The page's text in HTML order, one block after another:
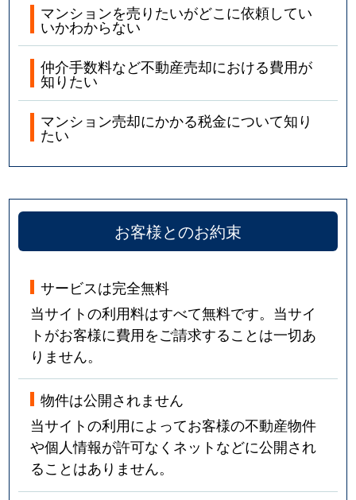
東中浜
2,100万円 深江橋 徒歩10分
東中浜
2,100万円 深江橋 徒歩10分
東中浜
2,100万円 深江橋 徒歩10分
東中浜
東中浜
2,100万円 深江橋 徒歩10分
東中浜
2,100万円 深江橋 徒歩10分
東中浜
2,100万円
東中浜
2,200万円 深江橋 徒歩10分
東中浜
東中浜
720万円
東中浜
1,700万円 緑橋 徒歩6分
マンションを売りたいがどこに依頼してい
いかわからない
仲介手数料など不動産売却における費用が
知りたい
マンション売却にかかる税金について知り
たい
お客様とのお約束
サービスは完全無料
当サイトの利用料はすべて無料です。当サイ
トがお客様に費用をご請求することは一切あ
りません。
物件は公開されません
当サイトの利用によってお客様の不動産物件
や個人情報が許可なくネットなどに公開され
ることはありません。